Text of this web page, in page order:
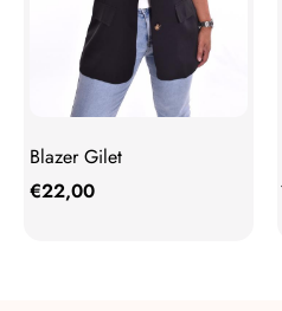
Blazer Gilet
€22,00